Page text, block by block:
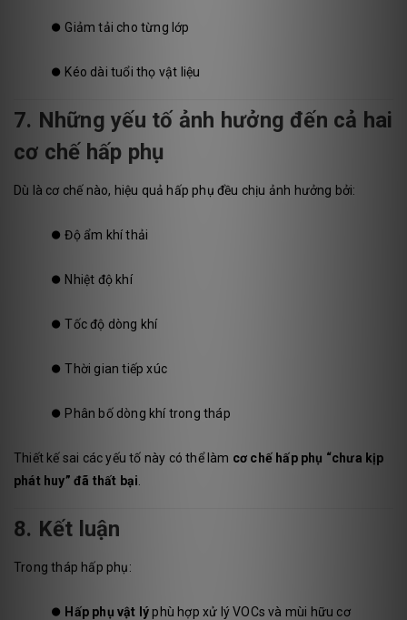
⏺️ Giảm tải cho từng lớp
⏺️ Kéo dài tuổi thọ vật liệu
7. Những yếu tố ảnh hưởng đến cả hai
cơ chế hấp phụ
Dù là cơ chế nào, hiệu quả hấp phụ đều chịu ảnh hưởng bởi:
⏺️Độ ẩm khí thải
⏺️ Nhiệt độ khí
⏺️Tốc độ dòng khí
⏺️Thời gian tiếp xúc
⏺️ Phân bố dòng khí trong tháp
Thiết kế sai các yếu tố này có thể làm cơ chế hấp phụ “chưa kịp
phát huy” đã thất bại
8. Kết luận
Trong tháp hấp phụ:
⏺️ Hấp phụ vật lýphù hợp xử lý VOCs và mùi hữu cơ